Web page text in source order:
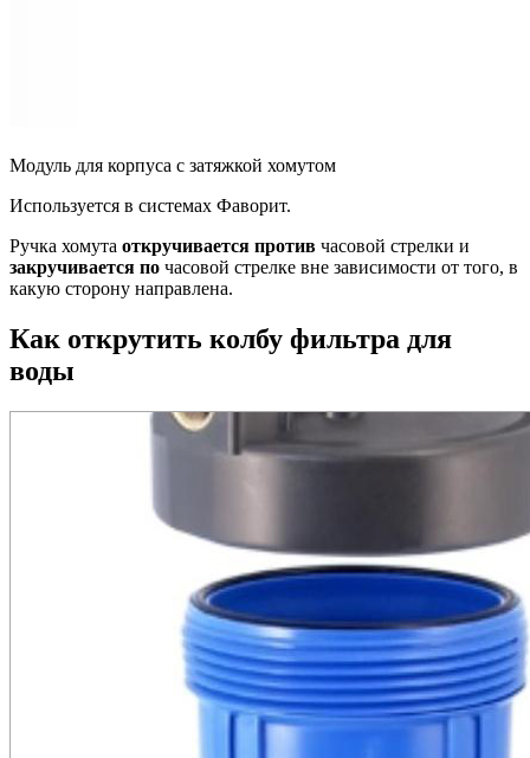
Модуль для корпуса с затяжкой хомутом
Используется в системах Фаворит.
Ручка хомута откручивается против часовой стрелки и
закручивается по часовой стрелке вне зависимости от того, в
какую сторону направлена.
Как открутить колбу фильтра для
воды